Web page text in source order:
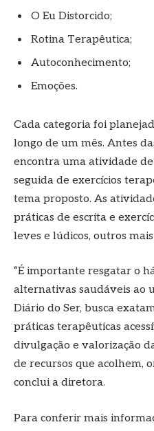
O Eu Distorcido;
Rotina Terapêutica;
Autoconhecimento;
Emoções.
Cada categoria foi
longo de um mês. Antes
encontra uma atividade
seguida de exercícios
tema proposto. As
práticas de escrita e
leves e lúdicos, outros
“É importante resgatar o
alternativas saudáveis ao
Diário do Ser, busca
práticas terapêuticas
divulgação e valorização
de recursos que acolhem,
conclui a diretora.
Para conferir mais